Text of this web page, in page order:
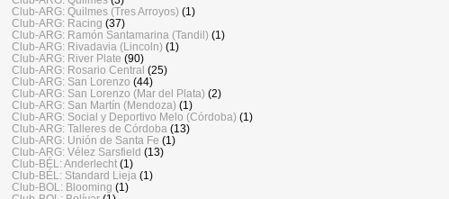
Club-ARG: Quilmes (Tres Arroyos) (1)
Club-ARG: Racing (37)
Club-ARG: Ramón Santamarina (Tandil) (1)
Club-ARG: Rivadavia (Lincoln) (1)
Club-ARG: River Plate (90)
Club-ARG: Rosario Central (25)
Club-ARG: San Lorenzo (44)
Club-ARG: San Lorenzo (Mar del Plata) (2)
Club-ARG: San Martín (Mendoza) (1)
Club-ARG: Social y Deportivo Melo (Córdoba) (1)
Club-ARG: Talleres de Córdoba (13)
Club-ARG: Unión de Santa Fe (1)
Club-ARG: Vélez Sarsfield (13)
Club-BÉL: Anderlecht (1)
Club-BÉL: Standard Lieja (1)
Club-BOL: Blooming (1)